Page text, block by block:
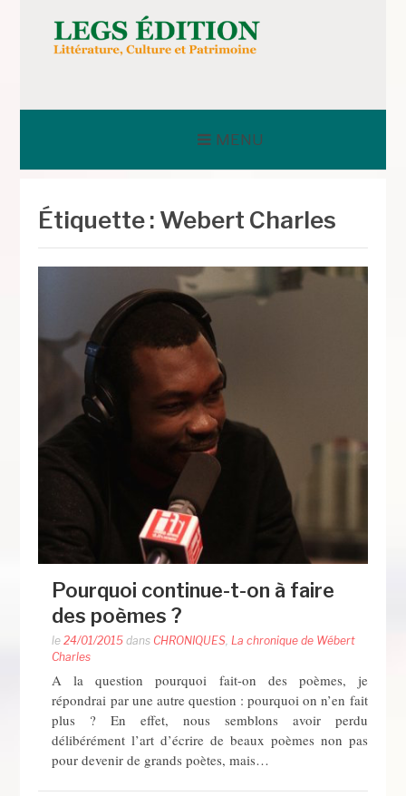
contenuLEGS ÉDITION
MENU
Étiquette : Webert Charles
Pourquoi continue-t-on à faire
des poèmes ?
le24/01/2015 dans CHRONIQUES,La chronique de Wébert
Charles
A la question pourquoi fait-on des poèmes, je
répondrai par une autre question : pourquoi on n’en fait
plus ? En effet, nous semblons avoir perdu
délibérément l’art d’écrire de beaux poèmes non pas
pour devenir de grands poètes, mais…